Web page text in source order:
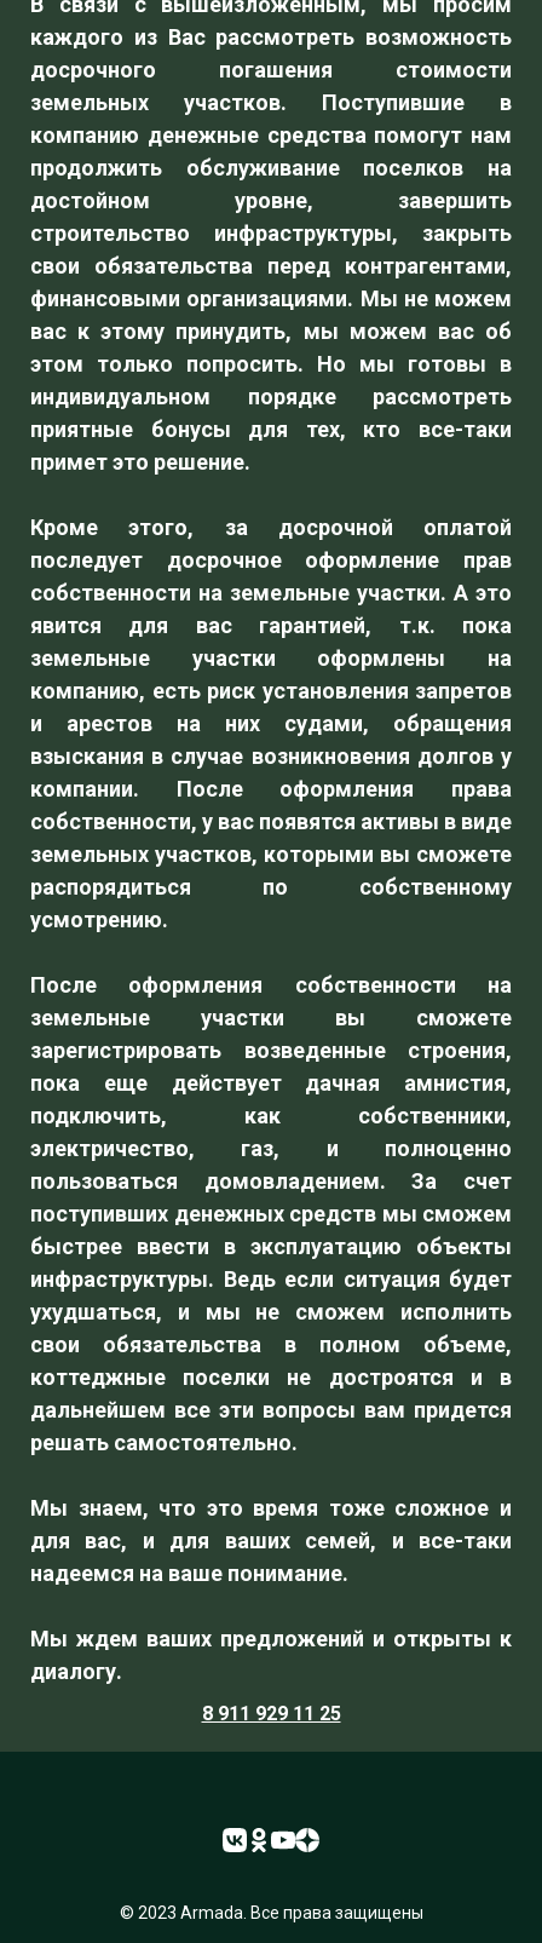
каждого из Вас рассмотреть возможность
досрочного погашения стоимости
земельных участков. Поступившие в
компанию денежные средства помогут нам
продолжить обслуживание поселков на
достойном уровне, завершить
строительство инфраструктуры, закрыть
свои обязательства перед контрагентами,
финансовыми организациями. Мы не можем
вас к этому принудить, мы можем вас об
этом только попросить. Но мы готовы в
индивидуальном порядке рассмотреть
приятные бонусы для тех, кто все-таки
примет это решение.
Кроме этого, за досрочной оплатой
последует досрочное оформление прав
собственности на земельные участки. А это
явится для вас гарантией, т.к. пока
земельные участки оформлены на
компанию, есть риск установления запретов
и арестов на них судами, обращения
взыскания в случае возникновения долгов у
компании. После оформления права
собственности, у вас появятся активы в виде
земельных участков, которыми вы сможете
распорядиться по собственному
усмотрению.
После оформления собственности на
земельные участки вы сможете
зарегистрировать возведенные строения,
пока еще действует дачная амнистия,
подключить, как собственники,
электричество, газ, и полноценно
пользоваться домовладением. За счет
поступивших денежных средств мы сможем
быстрее ввести в эксплуатацию объекты
инфраструктуры. Ведь если ситуация будет
ухудшаться, и мы не сможем исполнить
свои обязательства в полном объеме,
коттеджные поселки не достроятся и в
дальнейшем все эти вопросы вам придется
решать самостоятельно.
Мы знаем, что это время тоже сложное и
для вас, и для ваших семей, и все-таки
надеемся на ваше понимание.
Мы ждем ваших предложений и открыты к
диалогу.
8 911 929 11 25
© 2023 Armada. Все права защищены